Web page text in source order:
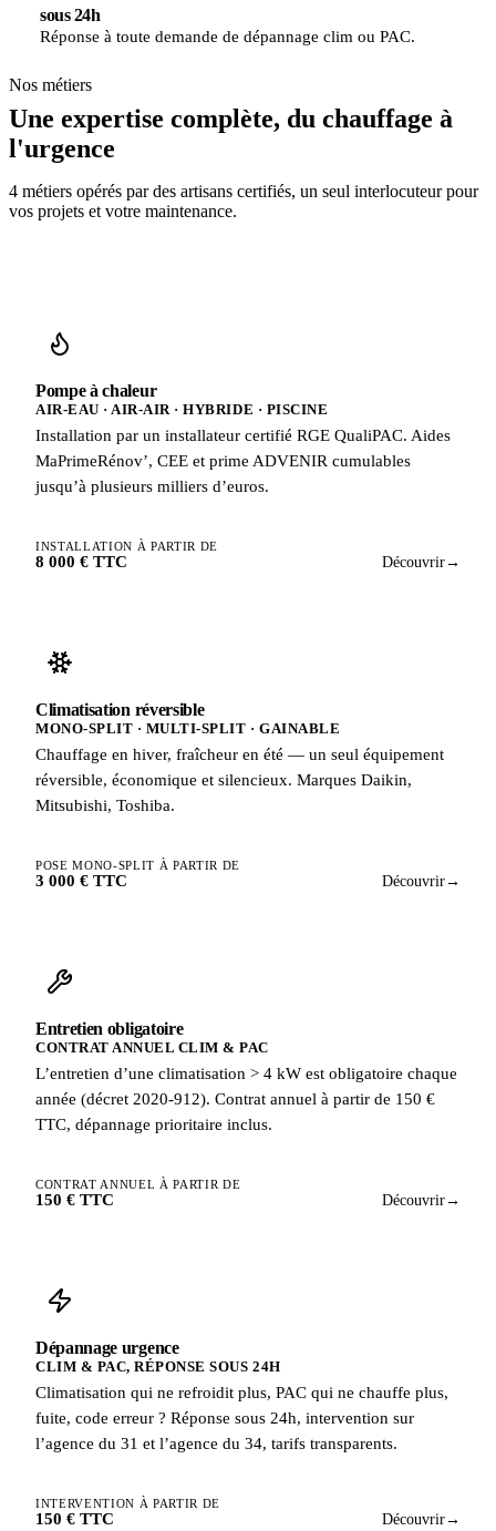
sous 24h
Réponse à toute demande de dépannage clim ou PAC.
Nos métiers
Une expertise complète, du chauffage à
l'urgence
4 métiers opérés par des artisans certifiés, un seul interlocuteur pour
vos projets et votre maintenance.
Pompe à chaleur
AIR-EAU · AIR-AIR · HYBRIDE · PISCINE
Installation par un installateur certifié RGE QualiPAC. Aides
MaPrimeRénov’, CEE et prime ADVENIR cumulables
jusqu’à plusieurs milliers d’euros.
INSTALLATION À PARTIR DE
8 000 € TTC Découvrir→
Climatisation réversible
MONO-SPLIT · MULTI-SPLIT · GAINABLE
Chauffage en hiver, fraîcheur en été — un seul équipement
réversible, économique et silencieux. Marques Daikin,
Mitsubishi, Toshiba.
POSE MONO-SPLIT À PARTIR DE
3 000 € TTC Découvrir→
Entretien obligatoire
CONTRAT ANNUEL CLIM & PAC
L’entretien d’une climatisation > 4 kW est obligatoire chaque
année (décret 2020-912). Contrat annuel à partir de 150 €
TTC, dépannage prioritaire inclus.
CONTRAT ANNUEL À PARTIR DE
150 € TTC Découvrir→
Dépannage urgence
CLIM & PAC, RÉPONSE SOUS 24H
Climatisation qui ne refroidit plus, PAC qui ne chauffe plus,
fuite, code erreur ? Réponse sous 24h, intervention sur
l’agence du 31 et l’agence du 34, tarifs transparents.
INTERVENTION À PARTIR DE
150 € TTC Découvrir→